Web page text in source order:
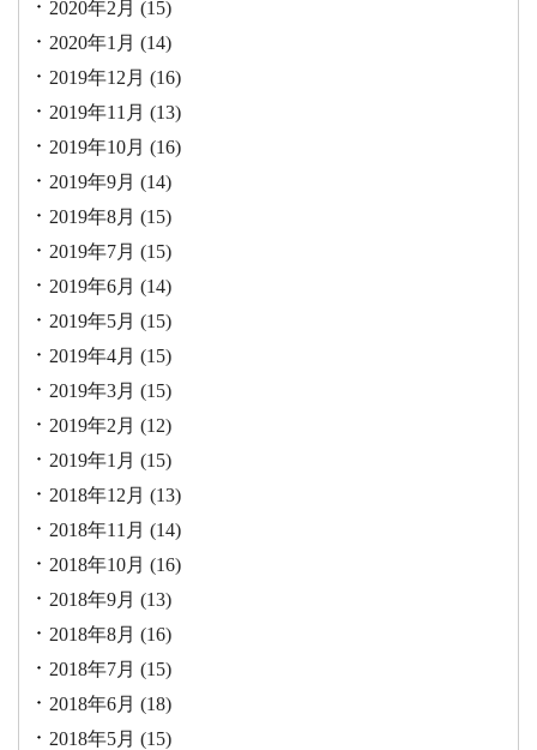
2020年2月 (15)
2020年1月 (14)
2019年12月 (16)
2019年11月 (13)
2019年10月 (16)
2019年9月 (14)
2019年8月 (15)
2019年7月 (15)
2019年6月 (14)
2019年5月 (15)
2019年4月 (15)
2019年3月 (15)
2019年2月 (12)
2019年1月 (15)
2018年12月 (13)
2018年11月 (14)
2018年10月 (16)
2018年9月 (13)
2018年8月 (16)
2018年7月 (15)
2018年6月 (18)
2018年5月 (15)